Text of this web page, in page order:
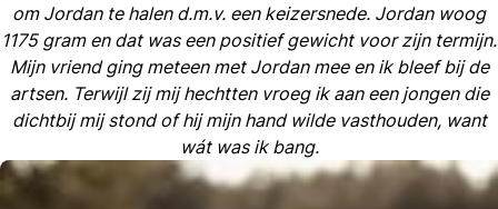
om Jordan te halen d.m.v. een keizersnede. Jordan woog
1175 gram en dat was een positief gewicht voor zijn termijn.
Mijn vriend ging meteen met Jordan mee en ik bleef bij de
artsen. Terwijl zij mij hechtten vroeg ik aan een jongen die
dichtbij mij stond of hij mijn hand wilde vasthouden, want
wát was ik bang.